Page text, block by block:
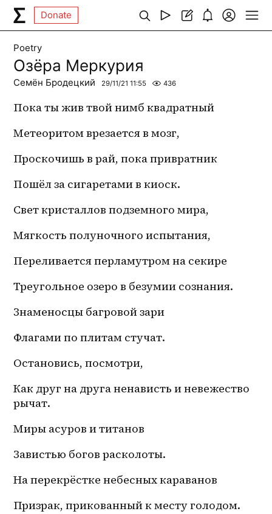
Donate
Poetry
Озёра Меркурия
Семён Бродецкий 29/11/21 11:55 436
Пока ты жив твой нимб квадратный
Метеоритом врезается в мозг,
Проскочишь в рай, пока привратник
Пошёл за сигаретами в киоск.
Свет кристаллов подземного мира,
Мягкость полуночного испытания,
Переливается перламутром на секире
Треугольное озеро в безумии сознания.
Знаменосцы багровой зари
Флагами по плитам стучат.
Остановись, посмотри,
Как друг на друга ненависть и невежество
рычат.
Миры асуров и титанов
Завистью богов расколоты.
На перекрёстке небесных караванов
Призрак, прикованный к месту голодом.